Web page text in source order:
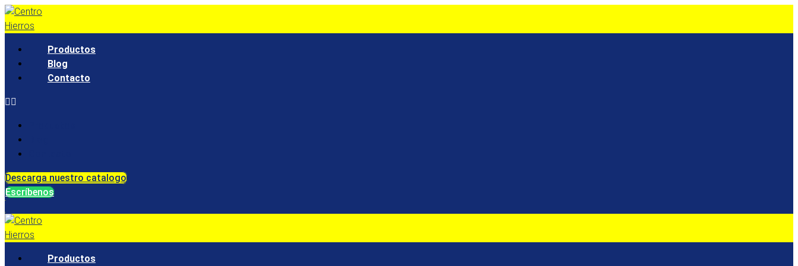
Ir
al
Productos
Blog
Contacto
Descarga nuestro catalogo
Escríbenos
Productos